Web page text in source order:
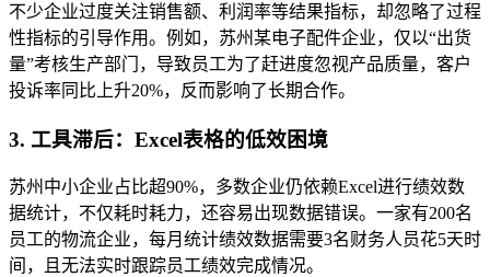
不少企业过度关注销售额、利润率等结果指标，却忽略了过程
性指标的引导作用。例如，苏州某电子配件企业，仅以“出货
量”考核生产部门，导致员工为了赶进度忽视产品质量，客户
投诉率同比上升20%，反而影响了长期合作。
3. 工具滞后：Excel表格的低效困境
苏州中小企业占比超90%，多数企业仍依赖Excel进行绩效数
据统计，不仅耗时耗力，还容易出现数据错误。一家有200名
员工的物流企业，每月统计绩效数据需要3名财务人员花5天时
间，且无法实时跟踪员工绩效完成情况。